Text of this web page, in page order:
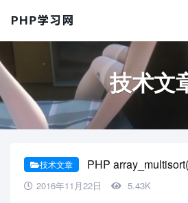
技术文
技术文章 PHP
2016年11月22日 5.43K